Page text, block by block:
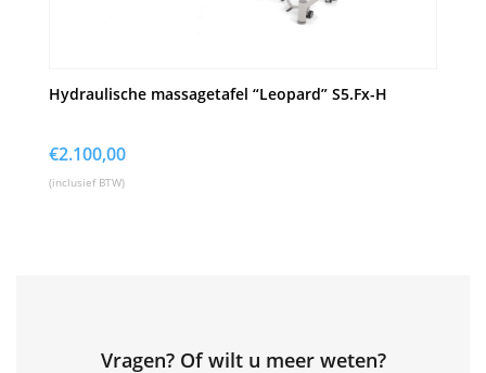
Hydraulische massagetafel “Leopard” S5.Fx-H
€2.100,00
(inclusief BTW)
Vragen? Of wilt u meer weten?